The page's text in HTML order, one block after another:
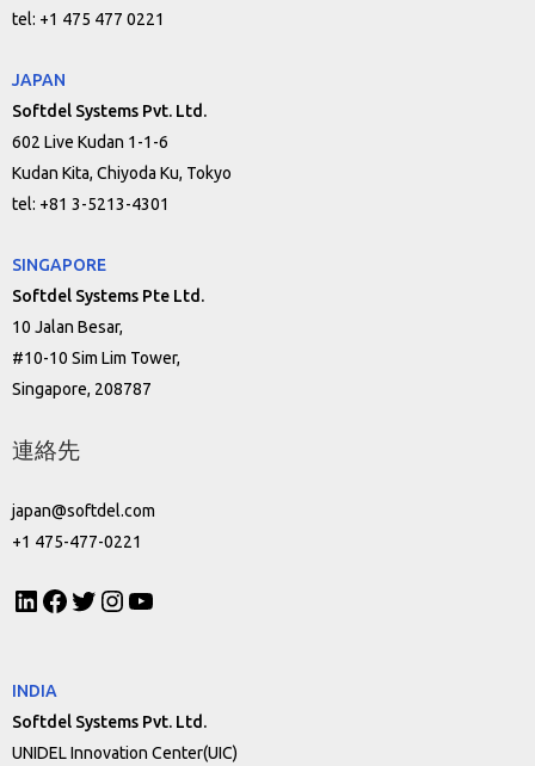
tel: +1 475 477 0221
JAPAN
Softdel Systems Pvt. Ltd.
602 Live Kudan 1-1-6
Kudan Kita, Chiyoda Ku, Tokyo
tel: +81 3-5213-4301
SINGAPORE
Softdel Systems Pte Ltd.
10 Jalan Besar,
#10-10 Sim Lim Tower,
Singapore, 208787
連絡先
japan@softdel.com
+1 475-477-0221
INDIA
Softdel Systems Pvt. Ltd.
UNIDEL Innovation Center(UIC)